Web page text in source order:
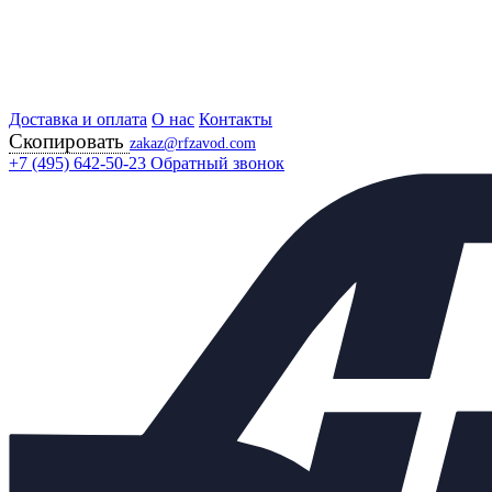
Доставка и оплата О нас Контакты
Скопировать zakaz@rfzavod.com
+7 (495) 642-50-23 Обратный звонок
Главная
Продукция
Регулирующая арматура
Регуляторы "после себя"
PRW25I ФЛАНЦЕВЫЕ 1,4-4 БАР ПОРТУГАЛИЯ
Клапан редукционный ADCA
PRW25I Ду20 Ру25 Kvs=2,6
сильфонный из
нержавеющей стали с
фланцами 1,4-4 бар